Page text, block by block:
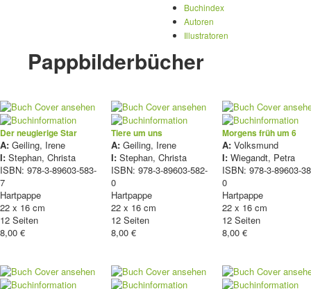
Buchindex
Autoren
Illustratoren
Pappbilderbücher
Der neugierige Star
A: Geiling, Irene
I: Stephan, Christa
ISBN: 978-3-89603-583-
7
Hartpappe
22 x 16 cm
12 Seiten
8,00 €
Tiere um uns
A: Geiling, Irene
I: Stephan, Christa
ISBN: 978-3-89603-582-
0
Hartpappe
22 x 16 cm
12 Seiten
8,00 €
Morgens früh um 6
A: Volksmund
I: Wiegandt, Petra
ISBN: 978-3-89603-
0
Hartpappe
22 x 16 cm
12 Seiten
8,00 €